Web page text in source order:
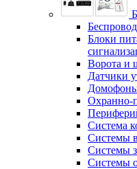
Блоки
Ворота и
Датчики
Охранно-
Система
Системы
Системы
Системы